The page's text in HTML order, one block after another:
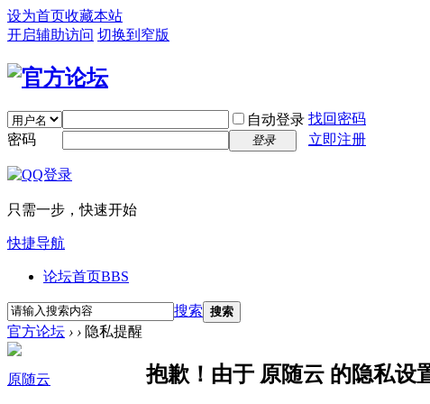
设为首页收藏本站
开启辅助访问 切换到窄版
自动登录 找回密码
密码
登录 立即注册
只需一步，快速开始
快捷导航
论坛首页BBS
搜索 搜索
官方论坛 › › 隐私提醒
原随云 抱歉！由于 原随云 的隐私设